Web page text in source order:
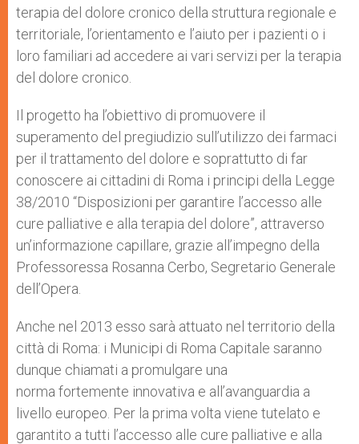
terapia del dolore cronico della struttura regionale e
territoriale, l’orientamento e l’aiuto per i pazienti o i
loro familiari ad accedere ai vari servizi per la terapia
del dolore cronico.
Il progetto ha l’obiettivo di promuovere il
superamento del pregiudizio sull’utilizzo dei farmaci
per il trattamento del dolore e soprattutto di far
conoscere ai cittadini di Roma i principi della Legge
38/2010 “Disposizioni per garantire l’accesso alle
cure palliative e alla terapia del dolore”, attraverso
un’informazione capillare, grazie all’impegno della
Professoressa Rosanna Cerbo, Segretario Generale
dell’Opera.
Anche nel 2013 esso sarà attuato nel territorio della
città di Roma: i Municipi di Roma Capitale saranno
dunque chiamati a promulgare una
norma fortemente innovativa e all’avanguardia a
livello europeo. Per la prima volta viene tutelato e
garantito a tutti l’accesso alle cure palliative e alla